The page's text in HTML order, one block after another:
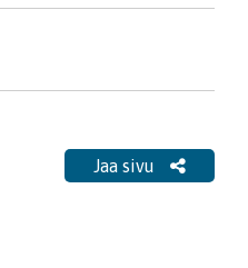
Jaa sivu